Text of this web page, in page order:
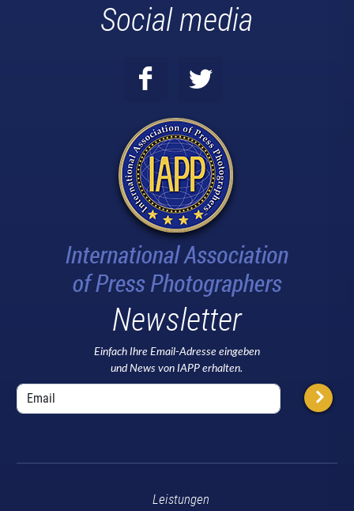
Social media
Newsletter
Einfach Ihre Email-Adresse eingeben
und News von IAPP erhalten.
Leistungen